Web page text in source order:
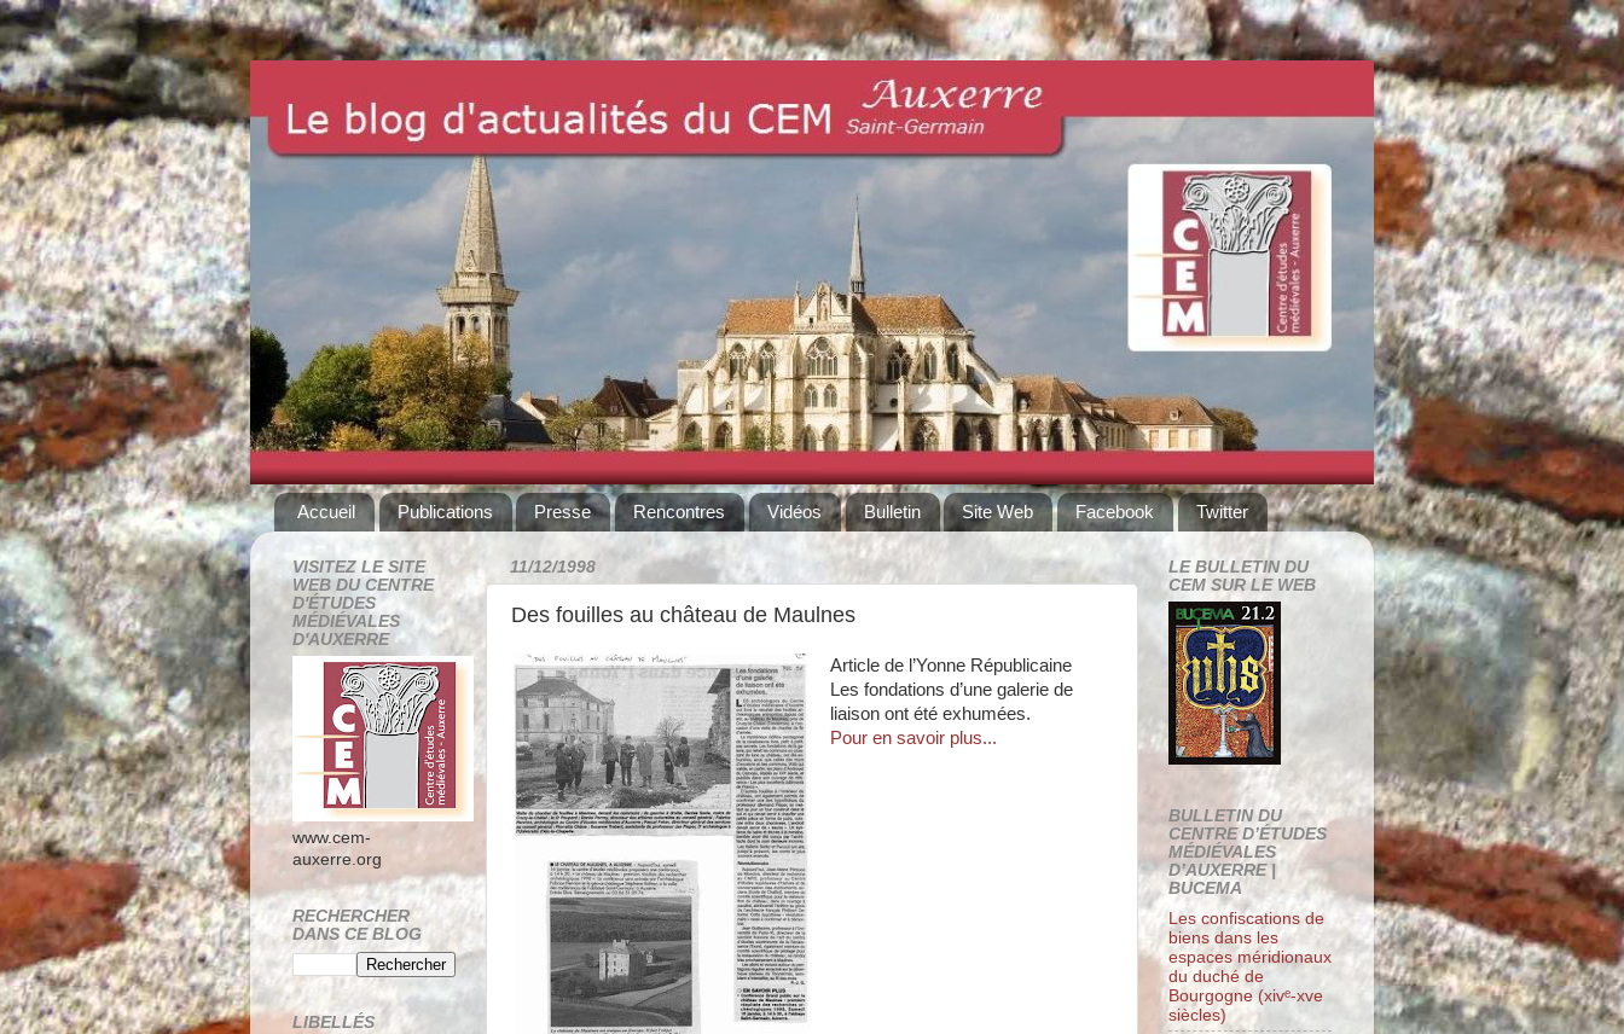
Accueil Publications Presse Rencontres Vidéos Bulletin Site Web Facebook Twitter
11/12/1998
Des fouilles au château de Maulnes
Article de l’Yonne Républicaine
Les fondations d’une galerie de
liaison ont été exhumées.
Pour en savoir plus...
VISITEZ LE SITE
WEB DU CENTRE
D'ÉTUDES
MÉDIÉVALES
D'AUXERRE
www.cem-
auxerre.org
RECHERCHER
DANS CE BLOG
LIBELLÉS
LE BULLETIN DU
CEM SUR LE WEB
BULLETIN DU
CENTRE D’ÉTUDES
MÉDIÉVALES
D’AUXERRE |
BUCEMA
Les confiscations de
biens dans les
espaces méridionaux
du duché de
Bourgogne (xivᵉ-xve
siècles)